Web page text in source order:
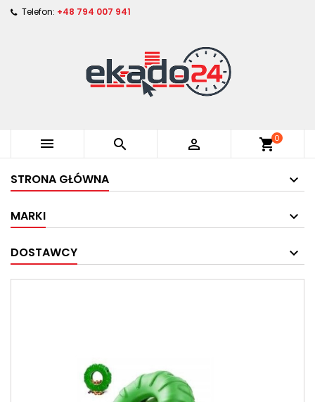
Telefon: +48 794 007 941
   shopping_cart0
STRONA GŁÓWNA
MARKI
DOSTAWCY